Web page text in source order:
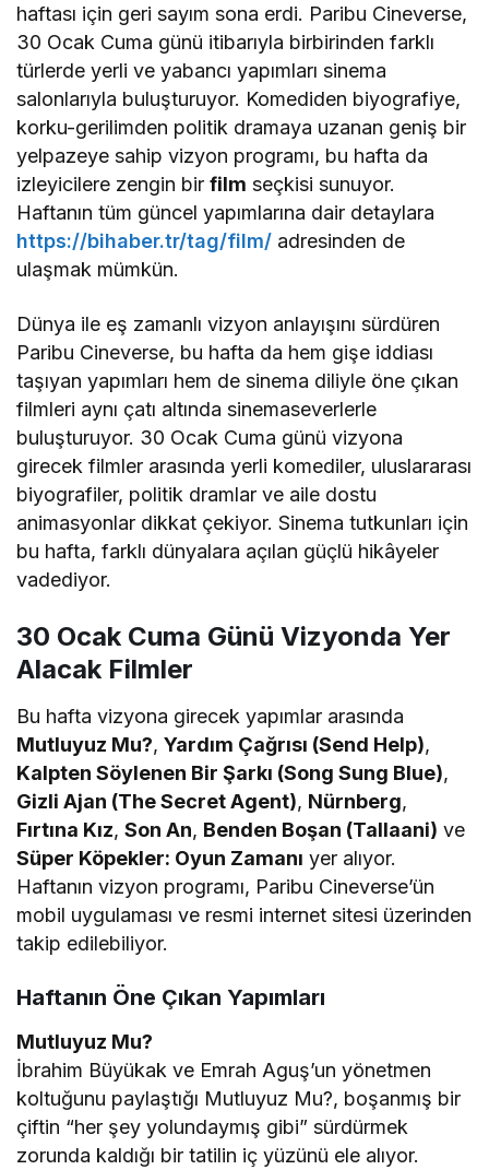
haftası için geri sayım sona erdi. Paribu Cineverse,
30 Ocak Cuma günü itibarıyla birbirinden farklı
türlerde yerli ve yabancı yapımları sinema
salonlarıyla buluşturuyor. Komediden biyografiye,
korku-gerilimden politik dramaya uzanan geniş bir
yelpazeye sahip vizyon programı, bu hafta da
izleyicilere zengin birfilm seçkisi sunuyor.
Haftanın tüm güncel yapımlarına dair detaylara
https://bihaber.tr/tag/film/ adresinden de
ulaşmak mümkün.
Dünya ile eş zamanlı vizyon anlayışını sürdüren
Paribu Cineverse, bu hafta da hem gişe iddiası
taşıyan yapımları hem de sinema diliyle öne çıkan
filmleri aynı çatı altında sinemaseverlerle
buluşturuyor. 30 Ocak Cuma günü vizyona
girecek filmler arasında yerli komediler, uluslararası
biyografiler, politik dramlar ve aile dostu
animasyonlar dikkat çekiyor. Sinema tutkunları için
bu hafta, farklı dünyalara açılan güçlü hikâyeler
vadediyor.
30 Ocak Cuma Günü Vizyonda Yer
Alacak Filmler
Bu hafta vizyona girecek yapımlar arasında
Mutluyuz Mu?,Yardım Çağrısı (Send Help),
Kalpten Söylenen Bir Şarkı (Song Sung Blue),
Gizli Ajan (The Secret Agent), Nürnberg,
Fırtına Kız,Son An, Benden Boşan (Tallaani) ve
Süper Köpekler: Oyun Zamanı yer alıyor.
Haftanın vizyon programı, Paribu Cineverse’ün
mobil uygulaması ve resmi internet sitesi üzerinden
takip edilebiliyor.
Haftanın Öne Çıkan Yapımları
Mutluyuz Mu?
İbrahim Büyükak ve Emrah Aguş’un yönetmen
koltuğunu paylaştığı Mutluyuz Mu?, boşanmış bir
çiftin “her şey yolundaymış gibi” sürdürmek
zorunda kaldığı bir tatilin iç yüzünü ele alıyor.